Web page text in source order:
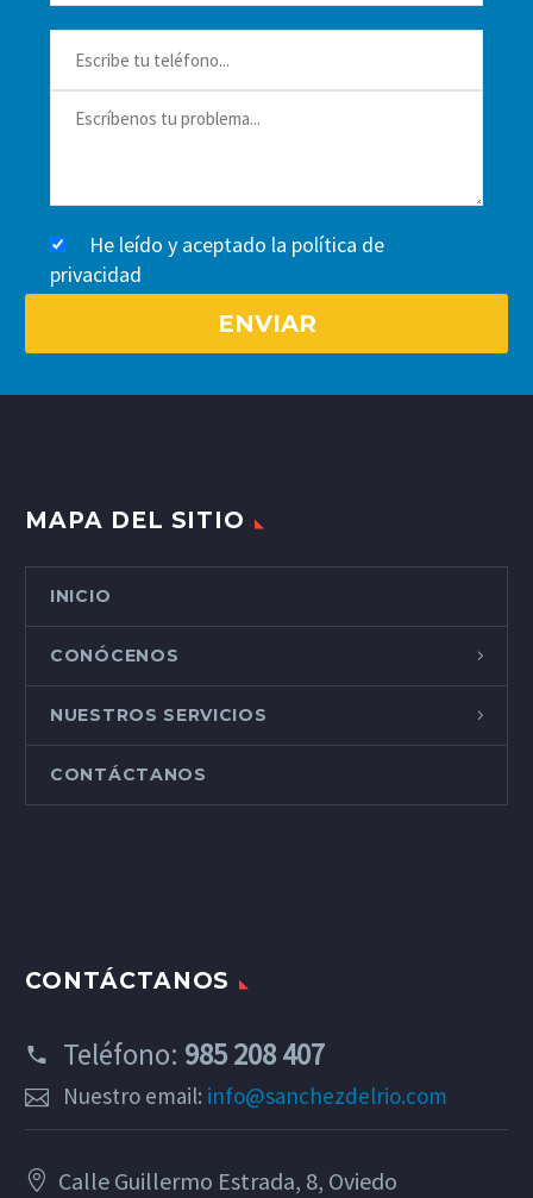
He leído y aceptado la política de
privacidad
MAPA DEL SITIO
INICIO
CONÓCENOS
NUESTROS SERVICIOS
CONTÁCTANOS
CONTÁCTANOS
Teléfono: 985 208 407
Nuestro email: info@sanchezdelrio.com
Calle Guillermo Estrada, 8, Oviedo